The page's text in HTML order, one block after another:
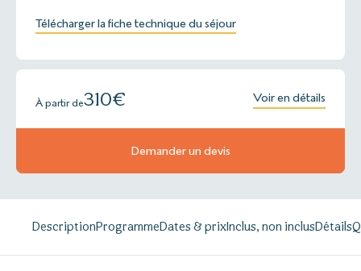
Télécharger la fiche technique du séjour
À partir de310€ Voir en détails
Demander un devis
DescriptionProgrammeDates & prixInclus, non inclusDétails